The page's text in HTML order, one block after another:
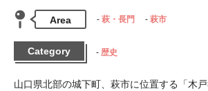
Area 萩・長門 萩市
Category 歴史
山口県北部の城下町、萩市に位置する「木